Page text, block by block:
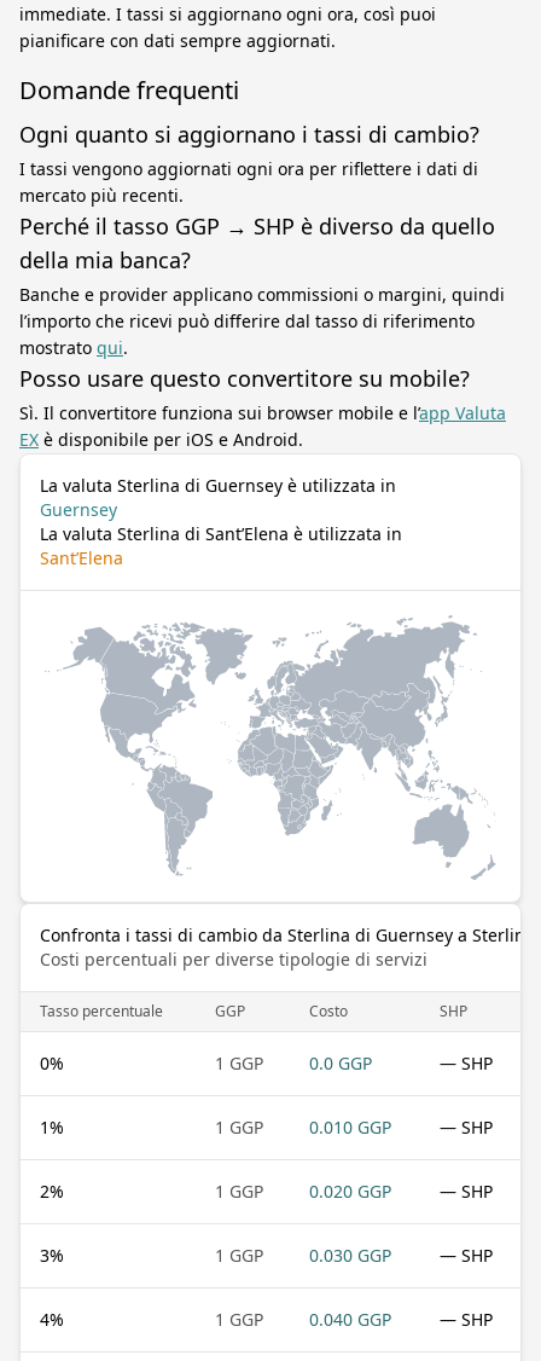
immediate. I tassi si aggiornano ogni ora, così puoi
pianificare con dati sempre aggiornati.
Domande frequenti
Ogni quanto si aggiornano i tassi di cambio?
I tassi vengono aggiornati ogni ora per riflettere i dati di
mercato più recenti.
Perché il tasso GGP → SHP è diverso da quello
della mia banca?
Banche e provider applicano commissioni o margini, quindi
l’importo che ricevi può differire dal tasso di riferimento
mostrato qui.
Posso usare questo convertitore su mobile?
Sì. Il convertitore funziona sui browser mobile e l’app Valuta
EX è disponibile per iOS e Android.
La valuta Sterlina di Guernsey è utilizzata in
Guernsey
La valuta Sterlina di Sant’Elena è utilizzata in
Sant’Elena
Confronta i tassi di cambio da Sterlina di Guernsey a Sterlina
Costi percentuali per diverse tipologie di servizi
Tasso percentuale GGP Costo SHP
0% 1 GGP 0.0 GGP — SHP
1% 1 GGP 0.010 GGP — SHP
2% 1 GGP 0.020 GGP — SHP
3% 1 GGP 0.030 GGP — SHP
4% 1 GGP 0.040 GGP — SHP